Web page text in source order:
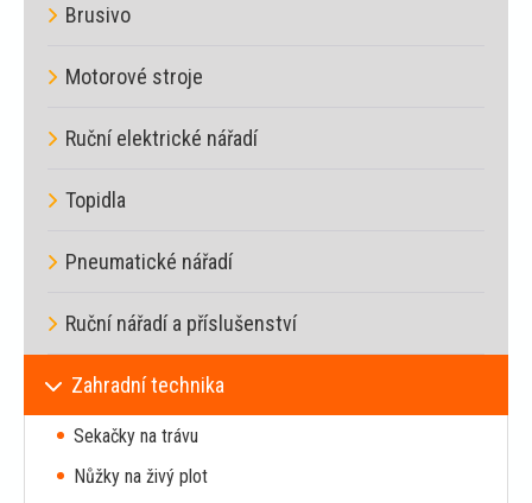
Brusivo
Motorové stroje
Ruční elektrické nářadí
Topidla
Pneumatické nářadí
Ruční nářadí a příslušenství
Zahradní technika
Sekačky na trávu
Nůžky na živý plot